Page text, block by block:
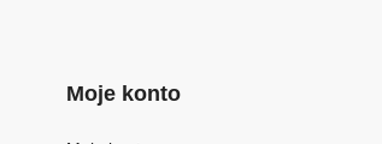
Moje konto